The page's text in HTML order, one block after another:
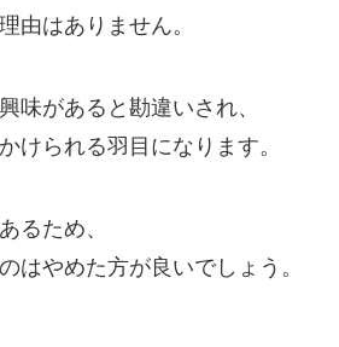
由はありません。
味があると勘違いされ、
けられる羽目になります。
るため、
はやめた方が良いでしょう。